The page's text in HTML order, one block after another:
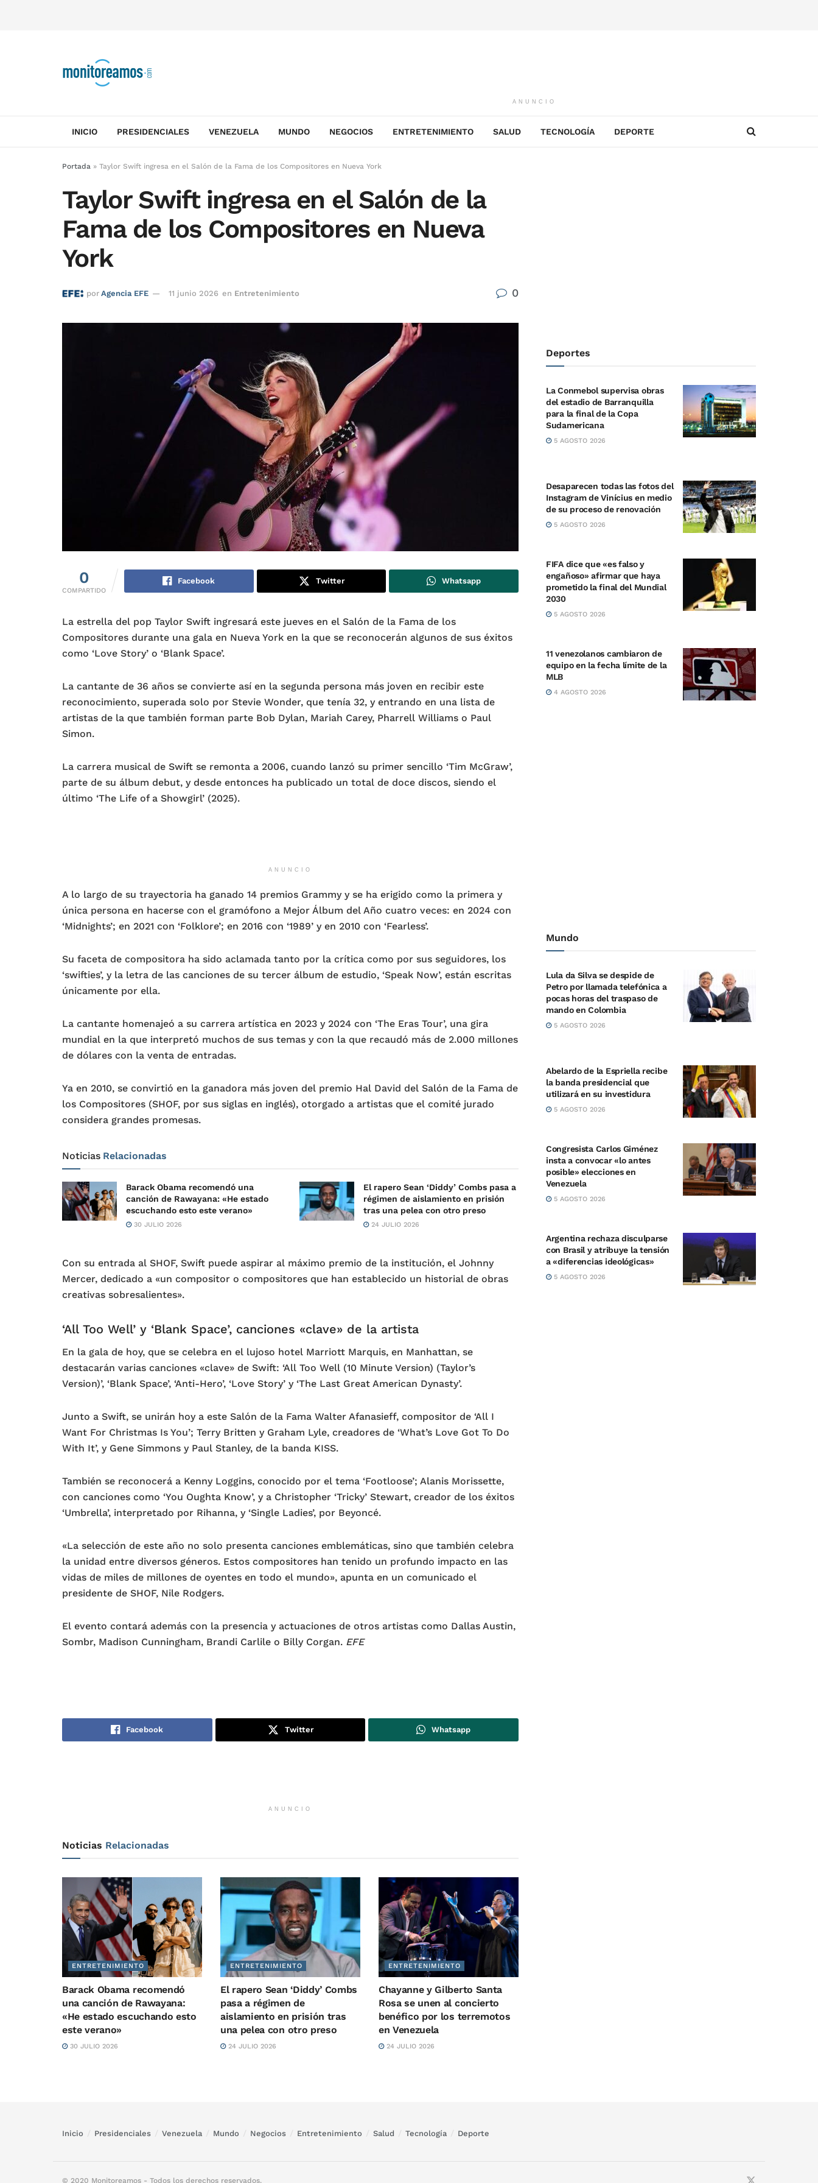
ANUNCIO
INICIO PRESIDENCIALES VENEZUELA MUNDO NEGOCIOS ENTRETENIMIENTO SALUD TECNOLOGÍA DEPORTE
Portada » Taylor Swift ingresa en el Salón de la Fama de los Compositores en Nueva York
Taylor Swift ingresa en el Salón de la
Fama de los Compositores en Nueva
York
por Agencia EFE 11 junio 2026 en Entretenimiento 0
0
COMPARTIDO
Facebook Twitter Whatsapp
La estrella del pop Taylor Swift ingresará este jueves en el Salón de la Fama de los
Compositores durante una gala en Nueva York en la que se reconocerán algunos de sus éxitos
como ‘Love Story’ o ‘Blank Space’.
La cantante de 36 años se convierte así en la segunda persona más joven en recibir este
reconocimiento, superada solo por Stevie Wonder, que tenía 32, y entrando en una lista de
artistas de la que también forman parte Bob Dylan, Mariah Carey, Pharrell Williams o Paul
Simon.
La carrera musical de Swift se remonta a 2006, cuando lanzó su primer sencillo ‘Tim McGraw’,
parte de su álbum debut, y desde entonces ha publicado un total de doce discos, siendo el
último ‘The Life of a Showgirl’ (2025).
ANUNCIO
A lo largo de su trayectoria ha ganado 14 premios Grammy y se ha erigido como la primera y
única persona en hacerse con el gramófono a Mejor Álbum del Año cuatro veces: en 2024 con
‘Midnights’; en 2021 con ‘Folklore’; en 2016 con ‘1989’ y en 2010 con ‘Fearless’.
Su faceta de compositora ha sido aclamada tanto por la crítica como por sus seguidores, los
‘swifties’, y la letra de las canciones de su tercer álbum de estudio, ‘Speak Now’, están escritas
únicamente por ella.
La cantante homenajeó a su carrera artística en 2023 y 2024 con ‘The Eras Tour’, una gira
mundial en la que interpretó muchos de sus temas y con la que recaudó más de 2.000 millones
de dólares con la venta de entradas.
Ya en 2010, se convirtió en la ganadora más joven del premio Hal David del Salón de la Fama de
los Compositores (SHOF, por sus siglas en inglés), otorgado a artistas que el comité jurado
considera grandes promesas.
Noticias Relacionadas
Barack Obama recomendó una
canción de Rawayana: «He estado
escuchando esto este verano»
30 JULIO 2026
El rapero Sean ‘Diddy’ Combs pasa a
régimen de aislamiento en prisión
tras una pelea con otro preso
24 JULIO 2026
Con su entrada al SHOF, Swift puede aspirar al máximo premio de la institución, el Johnny
Mercer, dedicado a «un compositor o compositores que han establecido un historial de obras
creativas sobresalientes».
‘All Too Well’ y ‘Blank Space’, canciones «clave» de la artista
En la gala de hoy, que se celebra en el lujoso hotel Marriott Marquis, en Manhattan, se
destacarán varias canciones «clave» de Swift: ‘All Too Well (10 Minute Version) (Taylor’s
Version)’, ‘Blank Space’, ‘Anti-Hero’, ‘Love Story’ y ‘The Last Great American Dynasty’.
Junto a Swift, se unirán hoy a este Salón de la Fama Walter Afanasieff, compositor de ‘All I
Want For Christmas Is You’; Terry Britten y Graham Lyle, creadores de ‘What’s Love Got To Do
With It’, y Gene Simmons y Paul Stanley, de la banda KISS.
También se reconocerá a Kenny Loggins, conocido por el tema ‘Footloose’; Alanis Morissette,
con canciones como ‘You Oughta Know’, y a Christopher ‘Tricky’ Stewart, creador de los éxitos
‘Umbrella’, interpretado por Rihanna, y ‘Single Ladies’, por Beyoncé.
«La selección de este año no solo presenta canciones emblemáticas, sino que también celebra
la unidad entre diversos géneros. Estos compositores han tenido un profundo impacto en las
vidas de miles de millones de oyentes en todo el mundo», apunta en un comunicado el
presidente de SHOF, Nile Rodgers.
El evento contará además con la presencia y actuaciones de otros artistas como Dallas Austin,
Sombr, Madison Cunningham, Brandi Carlile o Billy Corgan. EFE
Facebook Twitter Whatsapp
ANUNCIO
Noticias Relacionadas
ENTRETENIMIENTO
Barack Obama recomendó
una canción de Rawayana:
«He estado escuchando esto
este verano»
30 JULIO 2026
ENTRETENIMIENTO
El rapero Sean ‘Diddy’ Combs
pasa a régimen de
aislamiento en prisión tras
una pelea con otro preso
24 JULIO 2026
ENTRETENIMIENTO
Chayanne y Gilberto Santa
Rosa se unen al concierto
benéfico por los terremotos
en Venezuela
24 JULIO 2026
Deportes
La Conmebol supervisa obras
del estadio de Barranquilla
para la final de la Copa
Sudamericana
5 AGOSTO 2026
Desaparecen todas las fotos del
Instagram de Vinícius en medio
de su proceso de renovación
5 AGOSTO 2026
FIFA dice que «es falso y
engañoso» afirmar que haya
prometido la final del Mundial
2030
5 AGOSTO 2026
11 venezolanos cambiaron de
equipo en la fecha límite de la
MLB
4 AGOSTO 2026
Mundo
Lula da Silva se despide de
Petro por llamada telefónica a
pocas horas del traspaso de
mando en Colombia
5 AGOSTO 2026
Abelardo de la Espriella recibe
la banda presidencial que
utilizará en su investidura
5 AGOSTO 2026
Congresista Carlos Giménez
insta a convocar «lo antes
posible» elecciones en
Venezuela
5 AGOSTO 2026
Argentina rechaza disculparse
con Brasil y atribuye la tensión
a «diferencias ideológicas»
5 AGOSTO 2026
Inicio Presidenciales Venezuela Mundo Negocios Entretenimiento Salud Tecnología Deporte
© 2020 Monitoreamos - Todos los derechos reservados.